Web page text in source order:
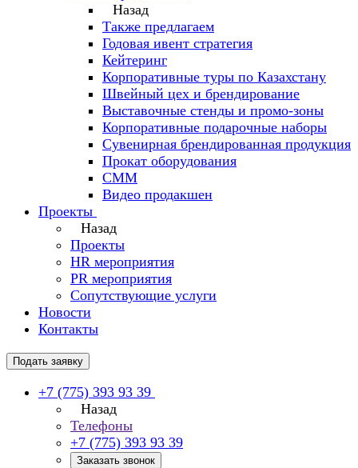
Назад
Также предлагаем
Годовая ивент стратегия
Кейтеринг
Корпоративные туры по Казахстану
Швейный цех и брендирование
Выставочные стенды и промо-зоны
Корпоративные подарочные наборы
Сувенирная брендированная продукция
Прокат оборудования
СММ
Видео продакшен
Проекты
Назад
Проекты
HR мероприятия
PR мероприятия
Сопутствующие услуги
Новости
Контакты
Подать заявку
+7 (775) 393 93 39
Назад
Телефоны
+7 (775) 393 93 39
Заказать звонок